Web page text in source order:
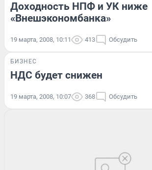
Доходность НПФ и УК ниже
«Внешэкономбанка»
19 марта, 2008, 10:11 413 Обсудить
БИЗНЕС
НДС будет снижен
19 марта, 2008, 10:07 368 Обсудить